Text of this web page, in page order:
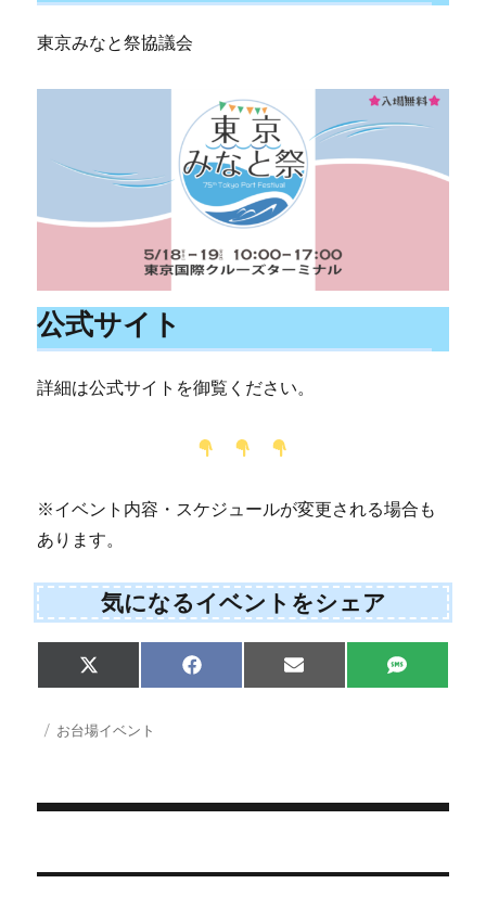
東京みなと祭協議会
公式サイト
詳細は公式サイトを御覧ください。
※イベント内容・スケジュールが変更される場合も
あります。
気になるイベントをシェア
Share
on
X
(
w
i
r
Share
on
F
a
Share
on
E
m
Share
on
S
M
投 カ
お台場イベント
稿